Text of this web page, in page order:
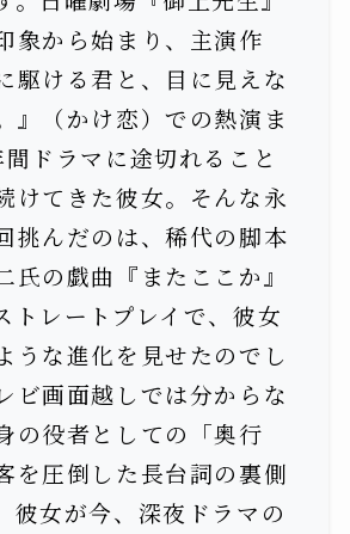
象から始まり、主演作
駆ける君と、目に見えな
』（かけ恋）での熱演ま
ドラマに途切れること
けてきた彼女。そんな永
挑んだのは、稀代の脚本
氏の戯曲『またここか』
トレートプレイで、彼女
うな進化を見せたのでし
ビ画面越しでは分からな
の役者としての「奥行
を圧倒した長台詞の裏側
彼女が今、深夜ドラマの